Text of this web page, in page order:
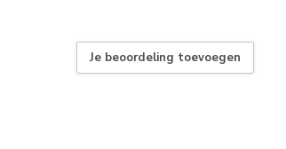
Je beoordeling toevoegen